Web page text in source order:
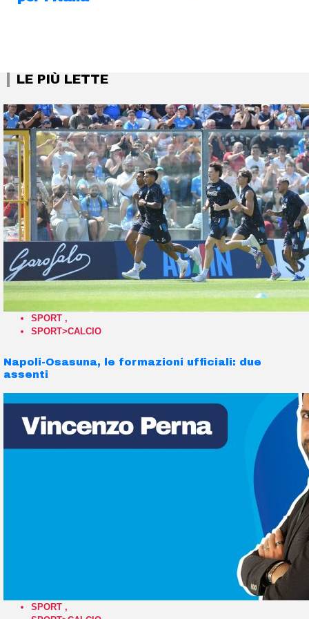
LE PIÙ LETTE
SPORT ,
SPORT>CALCIO
Napoli-Osasuna, le formazioni ufficiali: due
assenti
SPORT ,